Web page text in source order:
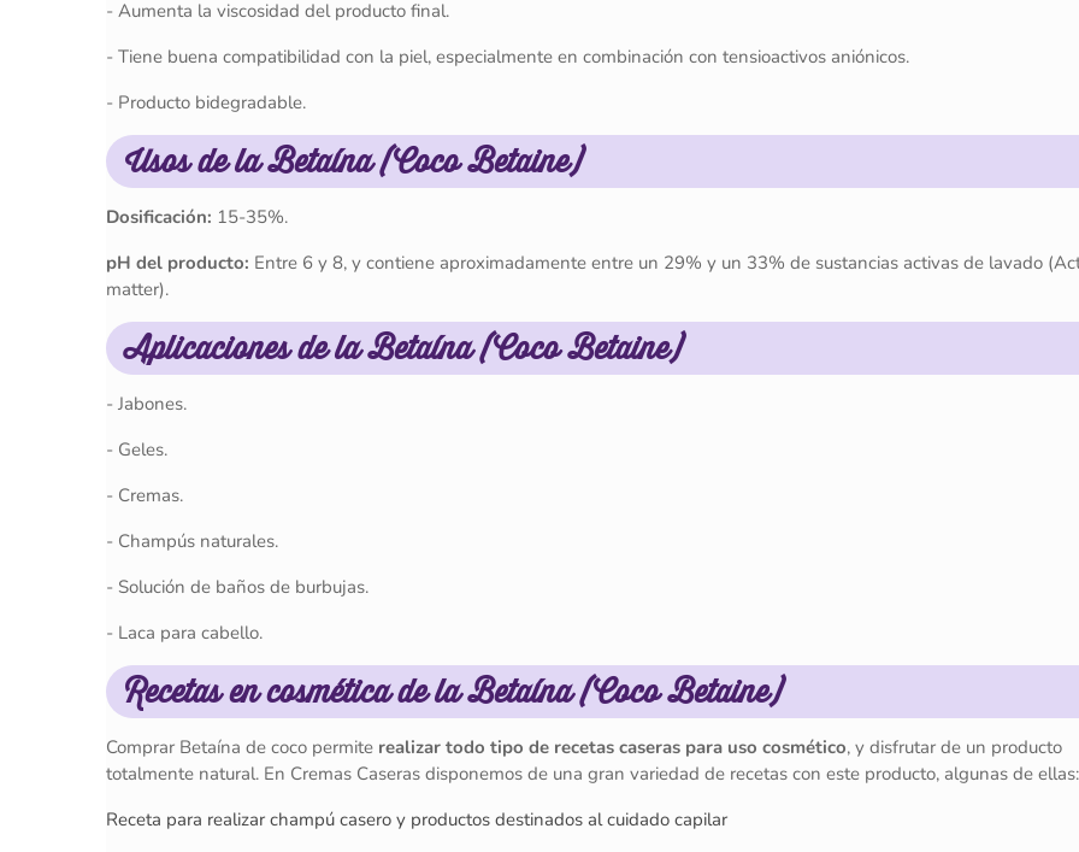
- Aumenta la viscosidad del producto final.
- Tiene buena compatibilidad con la piel, especialmente en combinación con tensioactivos aniónicos.
- Producto bidegradable.
Usos de la Betaína (Coco Betaine)
Dosificación: 15-35%.
pH del producto: Entre 6 y 8, y contiene aproximadamente entre un 29% y un 33% de sustancias activas de lavado
matter).
Aplicaciones de la Betaína (Coco Betaine)
- Jabones.
- Geles.
- Cremas.
- Champús naturales.
- Solución de baños de burbujas.
- Laca para cabello.
Recetas en cosmética de la Betaína (Coco Betaine)
Comprar Betaína de coco permite realizar todo tipo de recetas caseras para uso cosmético, y disfrutar de un producto
totalmente natural. En Cremas Caseras disponemos de una gran variedad de recetas con este producto, algunas de ellas:
Receta para realizar champú casero y productos destinados al cuidado capilar